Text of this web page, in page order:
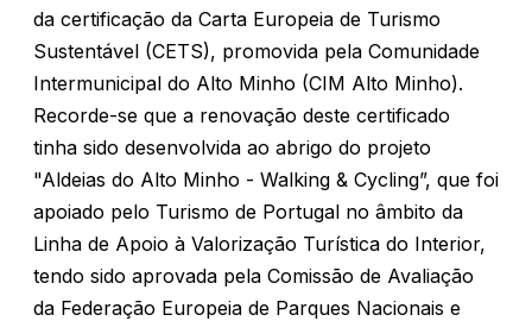
da certificação da Carta Europeia de Turismo
Sustentável (CETS), promovida pela Comunidade
Intermunicipal do Alto Minho (CIM Alto Minho).
Recorde-se que a renovação deste certificado
tinha sido desenvolvida ao abrigo do projeto
"Aldeias do Alto Minho - Walking & Cycling”, que foi
apoiado pelo Turismo de Portugal no âmbito da
Linha de Apoio à Valorização Turística do Interior,
tendo sido aprovada pela Comissão de Avaliação
da Federação Europeia de Parques Nacionais e